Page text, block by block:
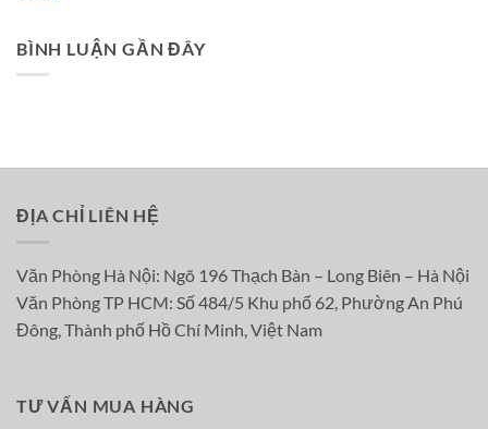
BÌNH LUẬN GẦN ĐÂY
ĐỊA CHỈ LIÊN HỆ
Văn Phòng Hà Nội: Ngõ 196 Thạch Bàn – Long Biên – Hà Nội
Văn Phòng TP HCM: Số 484/5 Khu phố 62, Phường An Phú
Đông, Thành phố Hồ Chí Minh, Việt Nam
TƯ VẤN MUA HÀNG